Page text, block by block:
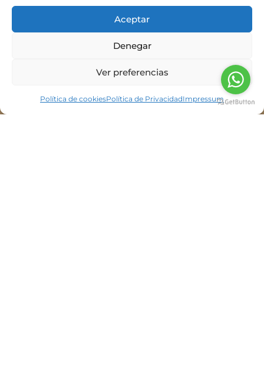
Aceptar
Denegar
Ver preferencias
Política de cookiesPolítica de PrivacidadImpressum
Oferim un servei personalitzat de
màxima qualitat, adaptat a les
necessitats específiques de cada
EXPERIÈNCIA